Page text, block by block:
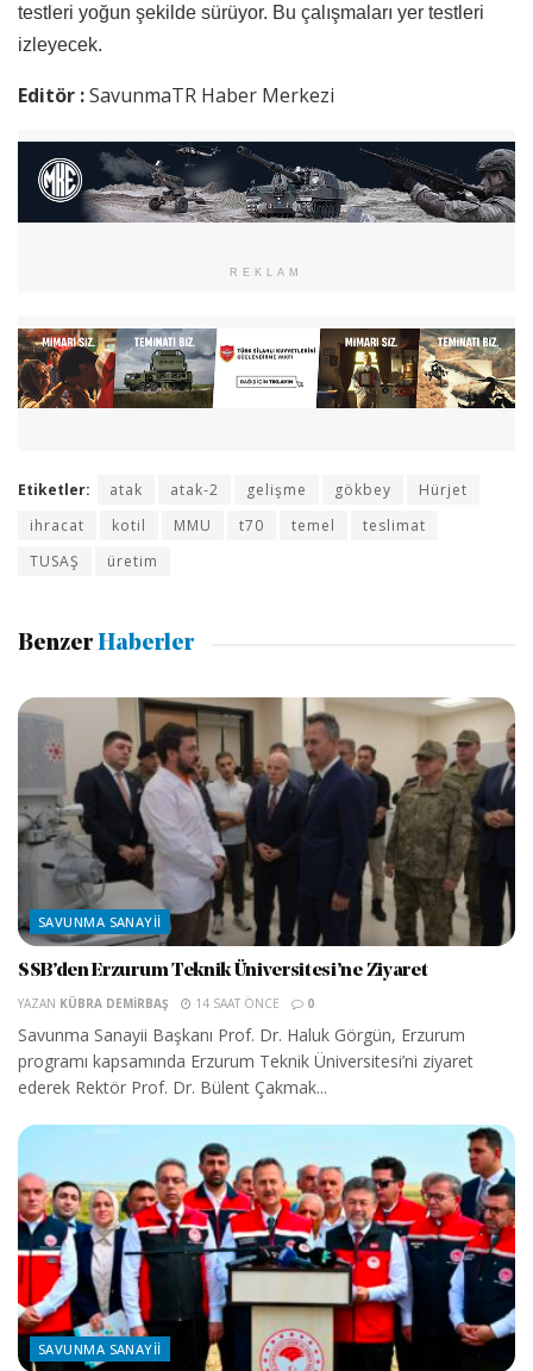
testleri yoğun şekilde sürüyor. Bu çalışmaları yer testleri
izleyecek.
Editör :SavunmaTR Haber Merkezi
REKLAM
Etiketler: atak atak-2 gelişme gökbey
Hürjet
ihracat
kotil MMU t70 temel
teslimat
TUSAŞ
üretim
Benzer Haberler
SAVUNMA SANAYII
SSB’den Erzurum Teknik Üniversitesi’ne Ziyaret
YAZAN KÜBRA DEMIRBAŞ 14 SAAT ÖNCE 0
Savunma Sanayii Başkanı Prof. Dr. Haluk Görgün, Erzurum
programı kapsamında Erzurum Teknik Üniversitesi’ni ziyaret
ederek Rektör Prof. Dr. Bülent Çakmak...
SAVUNMA SANAYII